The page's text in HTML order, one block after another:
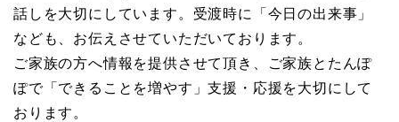
話しを大切にしています。受渡時に「今日の出来事」
なども、お伝えさせていただいております。
ご家族の方へ情報を提供させて頂き、ご家族とたんぽ
ぽで「できることを増やす」支援・応援を大切にして
おります。